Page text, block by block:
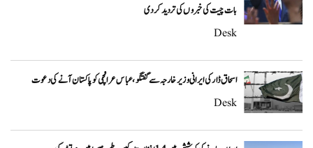
بات چیت کی خبروں کی تردید کر دی
Desk
اسحاق ڈار کی ایرانی وزیر خارجہ سے گفتگو، عباس عراقچی کو پاکستان آنے کی دعوت
Desk